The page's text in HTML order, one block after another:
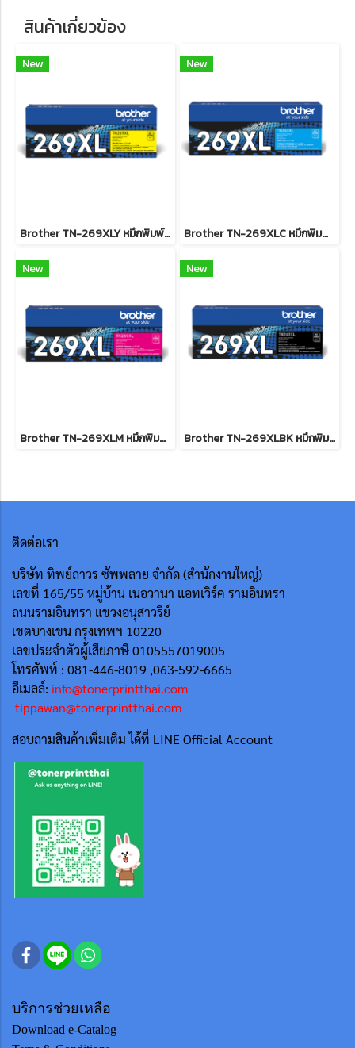
สินค้าเกี่ยวข้อง
New
Brother TN-269XLY หมึกพิมพ์เลเซอร์บราเดอร์ รับประกันศูนย์บริการของแท้แน่นอน
New
Brother TN-269XLC หมึกพิมพ์เลเซอร์บราเดอร์ รับประกันศูนย์บริการของแท้แน่นอน
New
Brother TN-269XLM หมึกพิมพ์เลเซอร์บราเดอร์ รับประกันศูนย์บริการของแท้แน่นอน
New
Brother TN-269XLBK หมึกพิมพ์เลเซอร์บราเดอร์ รับประกันศูนย์บริการของแท้แน่นอน
ติดต่อเรา
บริษัท ทิพย์ถาวร ซัพพลาย จำกัด (สำนักงานใหญ่)
เลขที่ 165/55 หมู่บ้าน เนอวานา แอทเวิร์ค รามอินทรา
ถนนรามอินทรา แขวงอนุสาวรีย์
เขตบางเขน กรุงเทพฯ 10220
เลขประจำตัวผู้เสียภาษี 0105557019005
โทรศัพท์ : 081-446-8019 ,063-592-6665
อีเมลล์: info@tonerprintthai.com
tippawan@tonerprintthai.com
สอบถามสินค้าเพิ่มเติม ได้ที่ LINE Official Account
บริการช่วยเหลือ
Download e-Catalog